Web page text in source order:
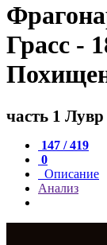
Грасс -
часть 1 Лувр
147 / 419
0
Описание
Анализ